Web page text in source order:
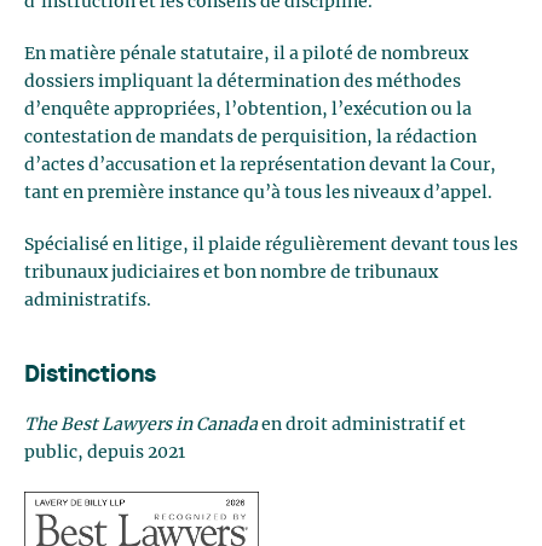
En matière pénale statutaire, il a piloté de nombreux
dossiers impliquant la détermination des méthodes
d’enquête appropriées, l’obtention, l’exécution ou la
contestation de mandats de perquisition, la rédaction
d’actes d’accusation et la représentation devant la Cour,
tant en première instance qu’à tous les niveaux d’appel.
Spécialisé en litige, il plaide régulièrement devant tous les
tribunaux judiciaires et bon nombre de tribunaux
administratifs.
Distinctions
The Best Lawyers in Canadaen droit administratif et
public, depuis 2021